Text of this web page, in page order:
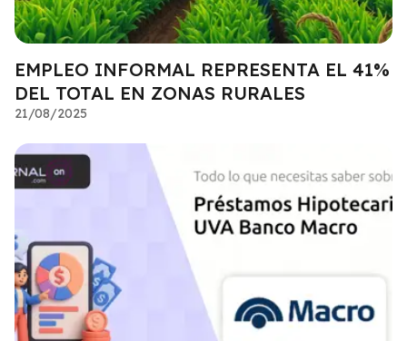
EMPLEO INFORMAL REPRESENTA EL 41%
DEL TOTAL EN ZONAS RURALES
21/08/2025